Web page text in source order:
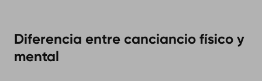
Diferencia entre canciancio físico y
mental